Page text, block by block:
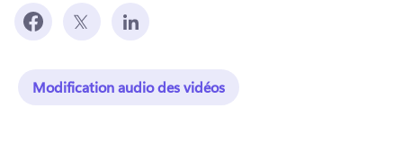
Modification audio des vidéos